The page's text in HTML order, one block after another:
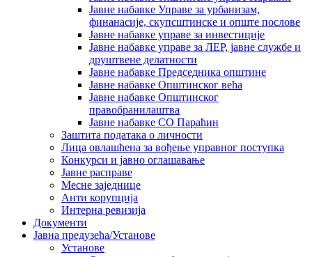
Јавне набавке Управе за урбанизам,
финанасије, скупсштинске и опште послове
Јавне набавке управе за инвестиције
Јавне набавке управе за ЛЕР, јавне службе и
друштвене делатности
Јавне набавке Председника општине
Јавне набавке Општинског већа
Јавне набавке Општинског
правобранилаштва
Јавне набавке СО Параћин
Заштита података о личности
Лица овлашћена за вођење управног поступка
Конкурси и јавно оглашавање
Јавне расправе
Месне заједнице
Анти корупција
Интерна ревизија
Документи
Јавна предузећа/Установе
Установе